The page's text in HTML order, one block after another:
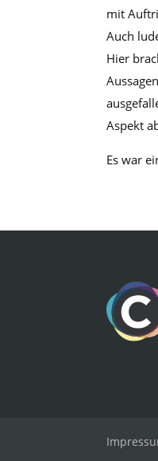
mit
Auch
Hier
Aspekt
Es war